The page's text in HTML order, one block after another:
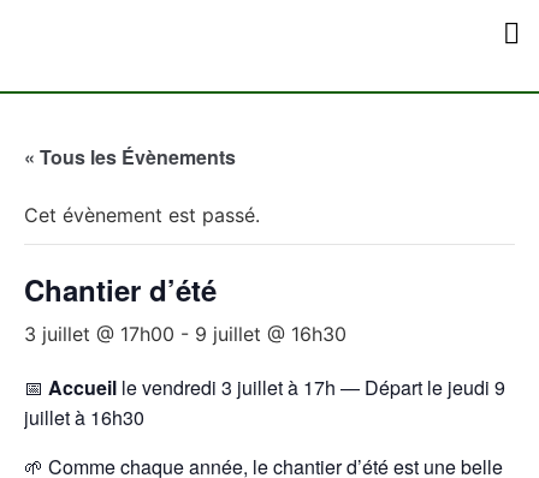
« Tous les Évènements
Cet évènement est passé.
Chantier d’été
3 juillet @ 17h00 - 9 juillet @ 16h30
📅 Accueil le vendredi 3 juillet à 17h — Départ le jeudi 9
juillet à 16h30
🌱 Comme chaque année, le chantier d’été est une belle